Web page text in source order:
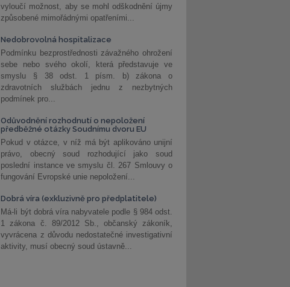
vyloučí možnost, aby se mohl odškodnění újmy
způsobené mimořádnými opatřeními...
Nedobrovolná hospitalizace
Podmínku bezprostřednosti závažného ohrožení
sebe nebo svého okolí, která představuje ve
smyslu § 38 odst. 1 písm. b) zákona o
zdravotních službách jednu z nezbytných
podmínek pro...
Odůvodnění rozhodnutí o nepoložení
předběžné otázky Soudnímu dvoru EU
Pokud v otázce, v níž má být aplikováno unijní
právo, obecný soud rozhodující jako soud
poslední instance ve smyslu čl. 267 Smlouvy o
fungování Evropské unie nepoložení...
Dobrá víra (exkluzivně pro předplatitele)
Má-li být dobrá víra nabyvatele podle § 984 odst.
1 zákona č. 89/2012 Sb., občanský zákoník,
vyvrácena z důvodu nedostatečné investigativní
aktivity, musí obecný soud ústavně...